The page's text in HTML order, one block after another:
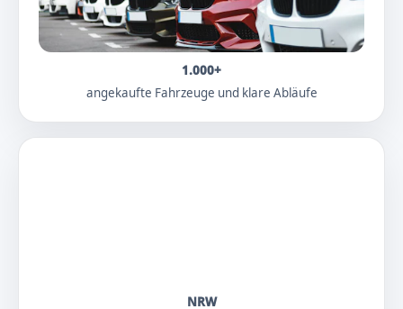
1.000+
angekaufte Fahrzeuge und klare Abläufe
NRW